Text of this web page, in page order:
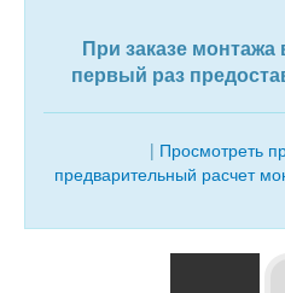
При заказе
первый раз
| Просмотреть
предварительный расчет